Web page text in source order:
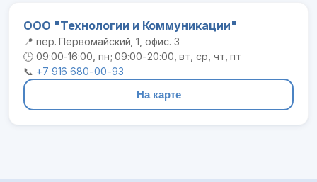
ООО "Технологии и Коммуникации"
📍 пер. Первомайский, 1, офис. 3
🕒 09:00-16:00, пн; 09:00-20:00, вт, ср, чт, пт
📞 +7 916 680-00-93
На карте